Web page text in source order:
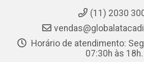
(11) 2030
Horário de atendimento:
07:30h às 18h.